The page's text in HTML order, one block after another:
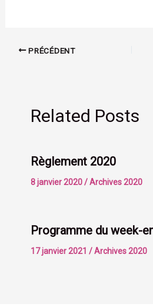
PRÉCÉDENT
Related Posts
Règlement 2020
8 janvier 2020/Archives 2020
Programme du week-
17 janvier 2021 /Archives 2020